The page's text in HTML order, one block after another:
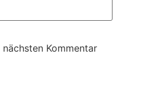
Kommentar